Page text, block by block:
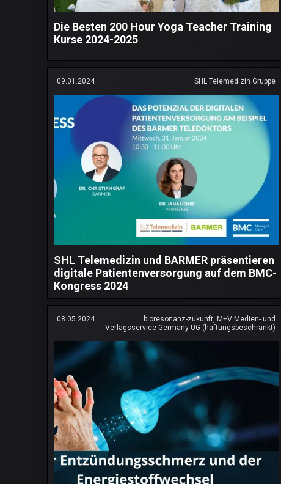
Die Besten 200 Hour Yoga Teacher Training
Kurse 2024-2025
09.01.2024 SHL Telemedizin Gruppe
SHL Telemedizin und BARMER präsentieren
digitale Patientenversorgung auf dem BMC-
Kongress 2024
08.05.2024
bioresonanz-zukunft, M+V Medien- und
Verlagsservice Germany UG (haftungsbeschränkt)